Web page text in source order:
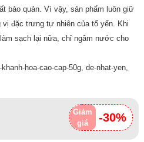
bảo quản. Vì vậy, sản phẩm luôn giữ
đặc trưng tự nhiên của tổ yến. Khi
sạch lại nữa, chỉ ngâm nước cho
hoa-cao-cap-50g, de-nhat-yen,
Giảm
giá
-30%